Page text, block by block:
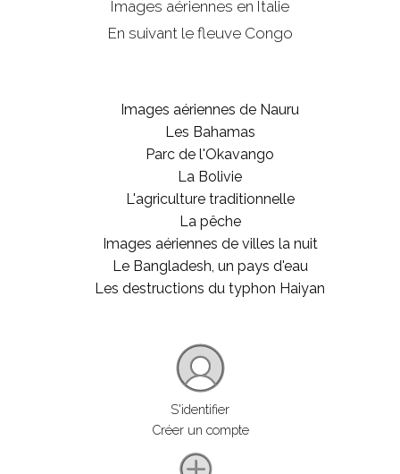
Images aériennes en Italie
En suivant le fleuve Congo
Images aériennes de Nauru
Les Bahamas
Parc de l'Okavango
La Bolivie
L'agriculture traditionnelle
La pêche
Images aériennes de villes la nuit
Le Bangladesh, un pays d'eau
Les destructions du typhon Haiyan
S'identifier
Créer un compte